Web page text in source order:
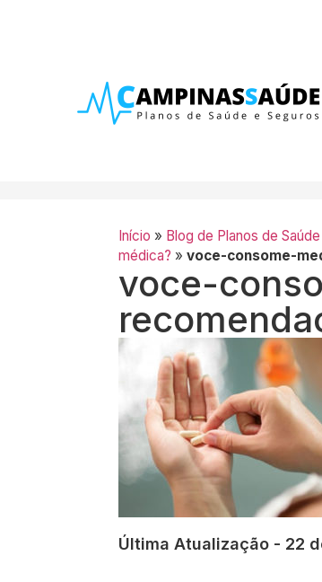
Início » Blog de Planos de
médica? » voce-consome-
voce-
Última Atualização - 22